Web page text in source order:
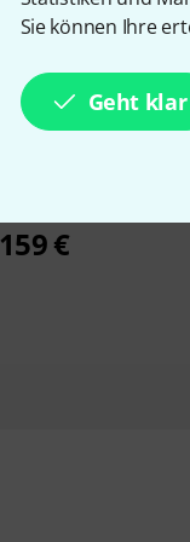
Sie können Ihre
Geht klar
19%
159 €